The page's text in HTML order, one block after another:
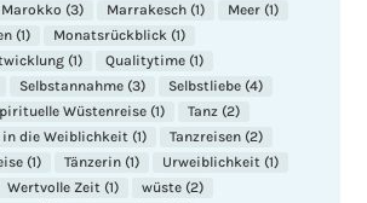
Marokko (3) Marrakesch (1) Meer (1)
(1) Monatsrückblick (1)
(1) Qualitytime (1)
Selbstannahme (3) Selbstliebe (4)
Wüstenreise (1) Tanz (2)
in die Weiblichkeit (1) Tanzreisen (2)
(1) Tänzerin (1) Urweiblichkeit (1)
Wertvolle Zeit (1) wüste (2)